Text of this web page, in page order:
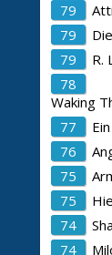
79
79
79
R.
78
Waking
77
76
75
75
74
74